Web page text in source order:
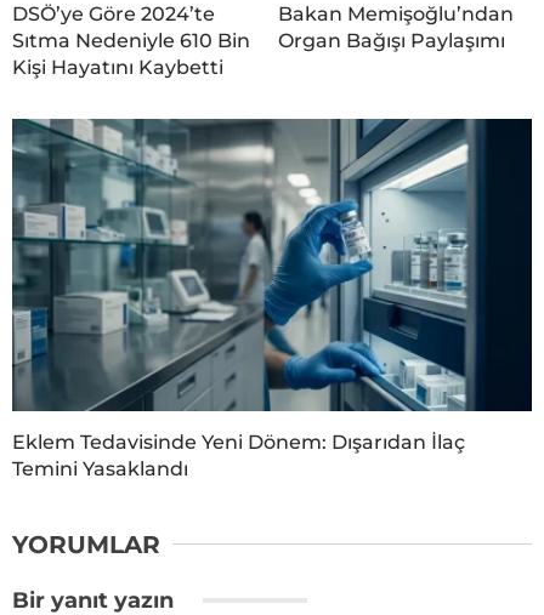
DSÖ’ye Göre 2024’te
Sıtma Nedeniyle 610 Bin
Kişi Hayatını Kaybetti
Bakan Memişoğlu’ndan
Organ Bağışı Paylaşımı
Eklem Tedavisinde Yeni Dönem: Dışarıdan İlaç
Temini Yasaklandı
YORUMLAR
Bir yanıt yazın